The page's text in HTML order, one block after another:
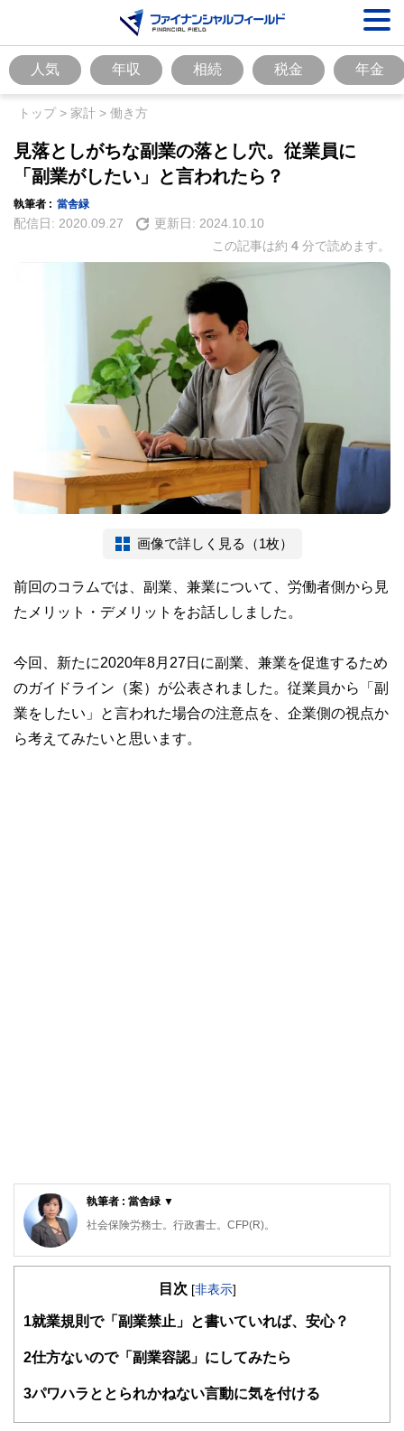
人気 年収 相続 税金 年金
トップ> 家計 > 働き方
見落としがちな副業の落とし穴。従業員に
「副業がしたい」と言われたら？
執筆者 : 當舎緑
配信日: 2020.09.27 更新日: 2024.10.10
この記事は約 4 分で読めます。
画像で詳しく見る（1枚）
前回のコラムでは、副業、兼業について、労働者側から見
たメリット・デメリットをお話ししました。
今回、新たに2020年8月27日に副業、兼業を促進するため
のガイドライン（案）が公表されました。従業員から「副
業をしたい」と言われた場合の注意点を、企業側の視点か
ら考えてみたいと思います。
執筆者 : 當舎緑 ▼
社会保険労務士。行政書士。CFP(R)。
阪神淡路大震災の経験から、法律やお金の大切さを実感し、
続き、相談にのる傍ら、一般消費者向けのセミナーや執筆活
融ブックス）。「子どもにかけるお金の本」（主婦の友社）
女2人男1人の3児の母でもある。
目次 [非表示]
1就業規則で「副業禁止」と書いていれば、安心？
2仕方ないので「副業容認」にしてみたら
3パワハラととられかねない言動に気を付ける